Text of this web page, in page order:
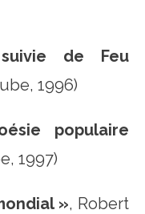
de Feu
1996)
populaire
1997)
», Robert